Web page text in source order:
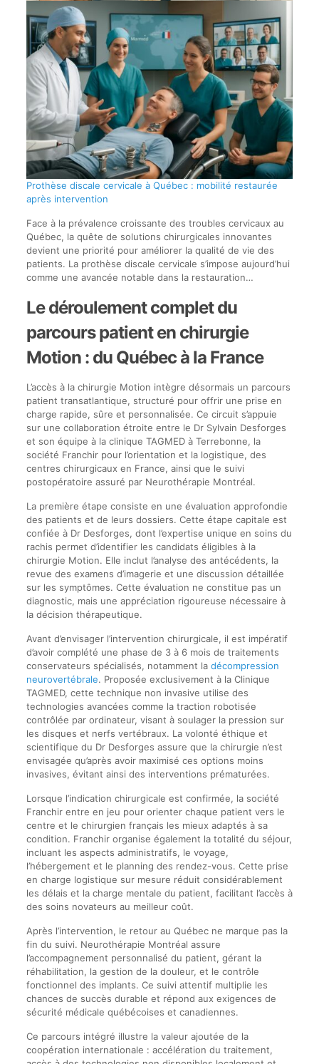
Prothèse discale cervicale à Québec : mobilité restaurée
après intervention
Face à la prévalence croissante des troubles cervicaux au
Québec, la quête de solutions chirurgicales innovantes
devient une priorité pour améliorer la qualité de vie des
patients. La prothèse discale cervicale s’impose aujourd’hui
comme une avancée notable dans la restauration…
Le déroulement complet du
parcours patient en chirurgie
Motion : du Québec à la France
L’accès à la chirurgie Motion intègre désormais un parcours
patient transatlantique, structuré pour offrir une prise en
charge rapide, sûre et personnalisée. Ce circuit s’appuie
sur une collaboration étroite entre le Dr Sylvain Desforges
et son équipe à la clinique TAGMED à Terrebonne, la
société Franchir pour l’orientation et la logistique, des
centres chirurgicaux en France, ainsi que le suivi
postopératoire assuré par Neurothérapie Montréal.
La première étape consiste en une évaluation approfondie
des patients et de leurs dossiers. Cette étape capitale est
confiée à Dr Desforges, dont l’expertise unique en soins du
rachis permet d’identifier les candidats éligibles à la
chirurgie Motion. Elle inclut l’analyse des antécédents, la
revue des examens d’imagerie et une discussion détaillée
sur les symptômes. Cette évaluation ne constitue pas un
diagnostic, mais une appréciation rigoureuse nécessaire à
la décision thérapeutique.
Avant d’envisager l’intervention chirurgicale, il est impératif
d’avoir complété une phase de 3 à 6 mois de traitements
conservateurs spécialisés, notamment la décompression
neurovertébrale. Proposée exclusivement à la Clinique
TAGMED, cette technique non invasive utilise des
technologies avancées comme la traction robotisée
contrôlée par ordinateur, visant à soulager la pression sur
les disques et nerfs vertébraux. La volonté éthique et
scientifique du Dr Desforges assure que la chirurgie n’est
envisagée qu’après avoir maximisé ces options moins
invasives, évitant ainsi des interventions prématurées.
Lorsque l’indication chirurgicale est confirmée, la société
Franchir entre en jeu pour orienter chaque patient vers le
centre et le chirurgien français les mieux adaptés à sa
condition. Franchir organise également la totalité du séjour,
incluant les aspects administratifs, le voyage,
l’hébergement et le planning des rendez-vous. Cette prise
en charge logistique sur mesure réduit considérablement
les délais et la charge mentale du patient, facilitant l’accès à
des soins novateurs au meilleur coût.
Après l’intervention, le retour au Québec ne marque pas la
fin du suivi. Neurothérapie Montréal assure
l’accompagnement personnalisé du patient, gérant la
réhabilitation, la gestion de la douleur, et le contrôle
fonctionnel des implants. Ce suivi attentif multiplie les
chances de succès durable et répond aux exigences de
sécurité médicale québécoises et canadiennes.
Ce parcours intégré illustre la valeur ajoutée de la
coopération internationale : accélération du traitement,